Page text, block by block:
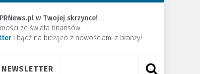
w Twojej skrzynce!
ze świata finansów.
​i bądź na bieżąco z nowościami z branży!
NEWSLETTER